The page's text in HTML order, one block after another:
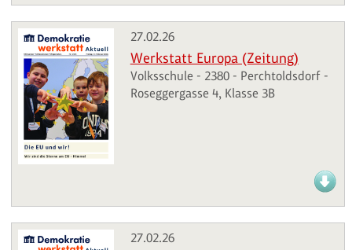
27.02.26
Werkstatt Europa (Zeitung)
Volksschule - 2380 - Perchtoldsdorf -
Roseggergasse 4, Klasse 3B
27.02.26